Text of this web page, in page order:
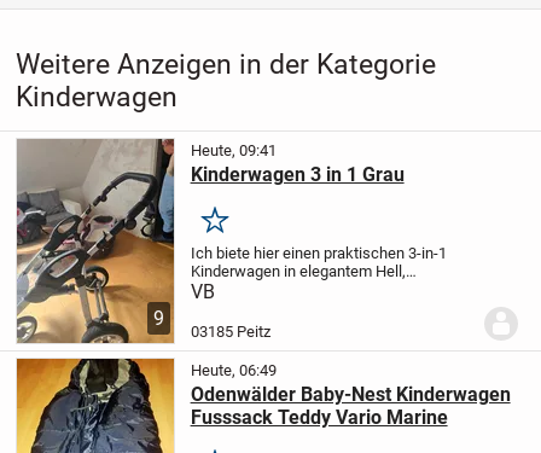
Weitere Anzeigen in der Kategorie
Kinderwagen
9
Heute, 09:41
Kinderwagen 3 in 1 Grau
Merken
Ich biete hier einen praktischen 3-in-1
Kinderwagen in elegantem Hell,
DunkelGrau mit Rot an. Der Kinderwagen
guten Zustand.
VB
03185 Peitz
Heute, 06:49
Odenwälder Baby-Nest Kinderwagen
Fusssack Teddy Vario Marine